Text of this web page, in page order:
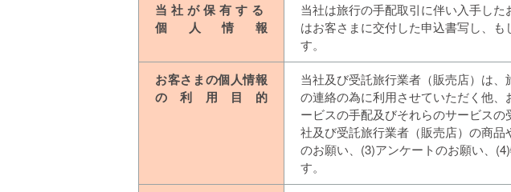
当社が保有する
個人情報
当社は旅行の手配取引に伴い入手し
はお客さまに交付した申込書写し、
す。
お客さまの個人情報
の利用目的
当社及び受託旅行業者（販売店）は
の連絡の為に利用させていただく他
ービスの手配及びそれらのサービス
社及び受託旅行業者（販売店）の商
のお願い、(3)アンケートのお願い、
す。